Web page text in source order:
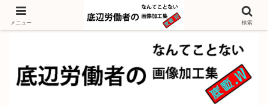
独身底辺おじさんが風景写真をイラスト風に加工するブログ
メニュー 検索